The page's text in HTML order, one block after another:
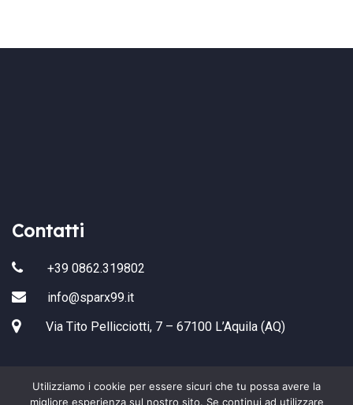
Contatti
+39 0862.319802
info@sparx99.it
Via Tito Pellicciotti, 7 – 67100 L’Aquila (AQ)
Utilizziamo i cookie per essere sicuri che tu possa avere la
migliore esperienza sul nostro sito. Se continui ad utilizzare